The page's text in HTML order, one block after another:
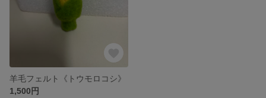
羊毛フェルト《トウモロコシ》
1,500円